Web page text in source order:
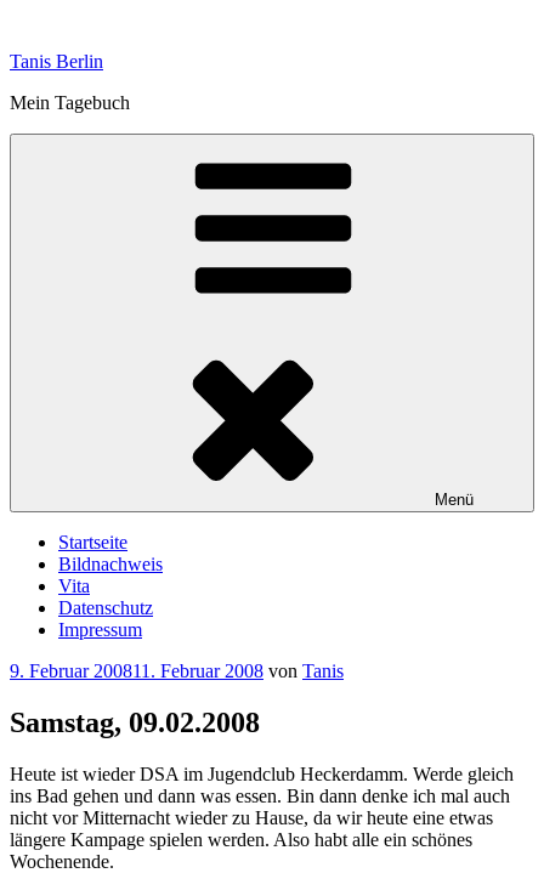
springen
Tanis Berlin
Mein Tagebuch
Menü
Startseite
Bildnachweis
Vita
Datenschutz
Impressum
Veröffentlicht
9. Februar 200811. Februar 2008 von Tanis
Samstag, 09.02.2008
Heute ist wieder DSA im Jugendclub Heckerdamm. Werde gleich
ins Bad gehen und dann was essen. Bin dann denke ich mal auch
nicht vor Mitternacht wieder zu Hause, da wir heute eine etwas
längere Kampage spielen werden. Also habt alle ein schönes
Wochenende.